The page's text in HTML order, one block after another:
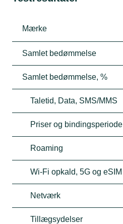
Mærke
Samlet bedømmelse
Samlet bedømmelse, %
Taletid, Data, SMS/MMS
Priser og bindingsperiode
Roaming
Wi-Fi opkald, 5G og eSIM
Netværk
Tillægsydelser